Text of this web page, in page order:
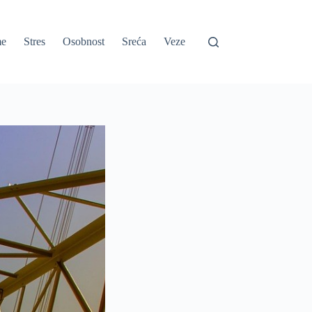
Stres Osobnost Sreća Veze